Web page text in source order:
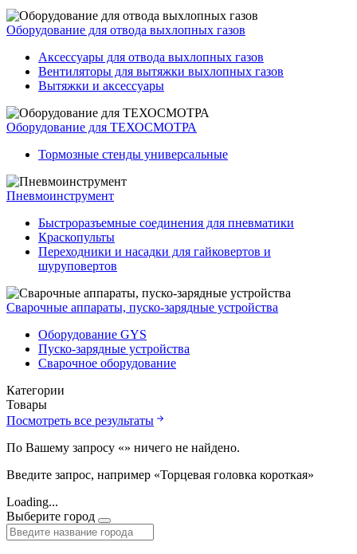
Оборудование для отвода выхлопных газов
Аксессуары для отвода выхлопных газов
Вентиляторы для вытяжки выхлопных газов
Вытяжки и аксессуары
Оборудование для ТЕХОСМОТРА
Тормозные стенды универсальные
Пневмоинструмент
Быстроразъемные соединения для пневматики
Краскопульты
Переходники и насадки для гайковертов и
шуруповертов
Сварочные аппараты, пуско-зарядные устройства
Оборудование GYS
Пуско-зарядные устройства
Сварочное оборудование
Категории
Товары
Посмотреть все результаты
По Вашему запросу «» ничего не найдено.
Введите запрос, например «Торцевая головка короткая»
Loading...
Выберите город